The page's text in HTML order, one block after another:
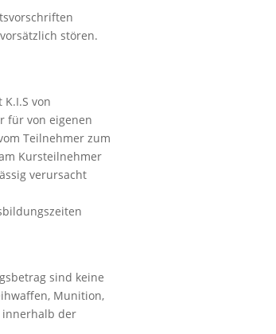
stören.
von
für von eigenen
Teilnehmer zum
Kursteilnehmer
verursacht
sind keine
Munition,
innerhalb der